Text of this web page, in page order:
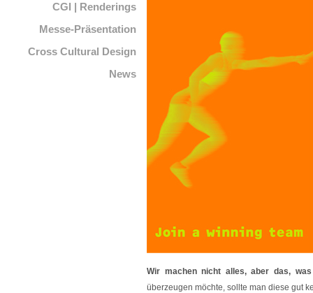
CGI | Renderings
Messe-Präsentation
Cross Cultural Design
News
Wir machen nicht alles, aber das,
überzeugen möchte, sollte man diese gut